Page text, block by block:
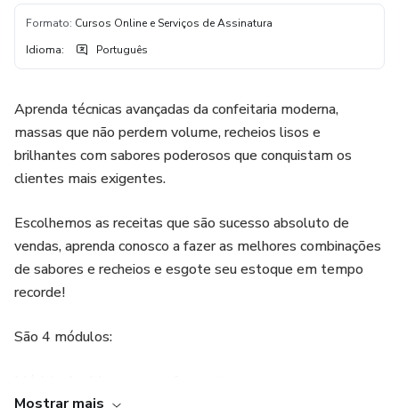
Formato: Cursos Online e Serviços de Assinatura
Idioma: Português
Aprenda técnicas avançadas da confeitaria moderna,
massas que não perdem volume, recheios lisos e
brilhantes com sabores poderosos que conquistam os
clientes mais exigentes.
Escolhemos as receitas que são sucesso absoluto de
vendas, aprenda conosco a fazer as melhores combinações
de sabores e recheios e esgote seu estoque em tempo
recorde!
São 4 módulos:
Mostrar mais